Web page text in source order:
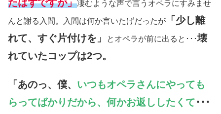
たはずですが」凄むような声で言うオペラにすみませ
んと謝る入間。入間は何か言いたげだったが
「少し離
れて、すぐ片付けを」
とオペラが前に出ると･･･壊
れていたコップは2つ。
「あのっ、僕、 いつもオペラさんにやっても
らってばかりだから、何かお返ししたくて･･･